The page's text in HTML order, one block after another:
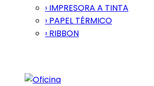
› IMPRESORA A TINTA
› PAPEL TÉRMICO
› RIBBON